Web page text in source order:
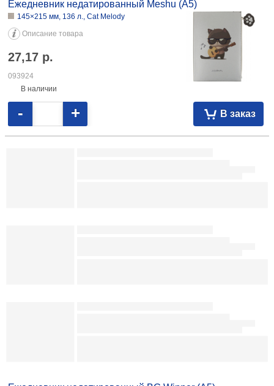
На складе
В заказ
- +
Ежедневник недатированный Meshu (А5)
145×215 мм, 136 л., Сat Melody
Описание товара
27,17р.
Ежедневник недатированный Brauberg (А5) 145×215 мм, 160 л., синий